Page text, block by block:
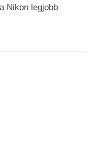
Nikon legjobb